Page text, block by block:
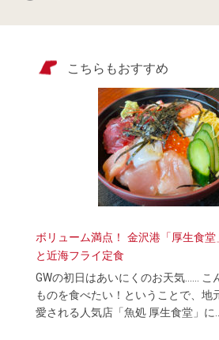
こちらもおすすめ
ボリューム満点！ 金沢港「厚生食
と近海フライ定食
GWの初日はあいにくのお天気…… こ
ものを食べたい！ということで、地
愛される人気店「魚処 厚生食堂」に…